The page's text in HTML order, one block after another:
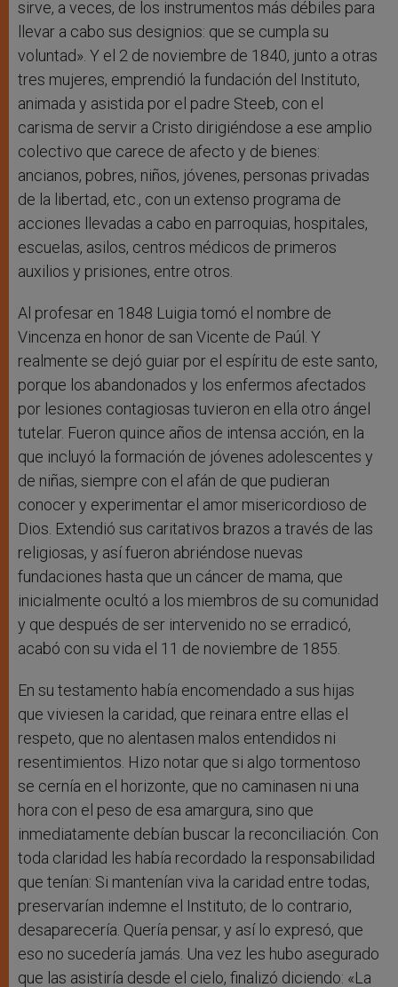
sirve, a veces, de los instrumentos más débiles para
llevar a cabo sus designios: que se cumpla su
voluntad». Y el 2 de noviembre de 1840, junto a otras
tres mujeres, emprendió la fundación del Instituto,
animada y asistida por el padre Steeb, con el
carisma de servir a Cristo dirigiéndose a ese amplio
colectivo que carece de afecto y de bienes:
ancianos, pobres, niños, jóvenes, personas privadas
de la libertad, etc., con un extenso programa de
acciones llevadas a cabo en parroquias, hospitales,
escuelas, asilos, centros médicos de primeros
auxilios y prisiones, entre otros.
Al profesar en 1848 Luigia tomó el nombre de
Vincenza en honor de san Vicente de Paúl. Y
realmente se dejó guiar por el espíritu de este santo,
porque los abandonados y los enfermos afectados
por lesiones contagiosas tuvieron en ella otro ángel
tutelar. Fueron quince años de intensa acción, en la
que incluyó la formación de jóvenes adolescentes y
de niñas, siempre con el afán de que pudieran
conocer y experimentar el amor misericordioso de
Dios. Extendió sus caritativos brazos a través de las
religiosas, y así fueron abriéndose nuevas
fundaciones hasta que un cáncer de mama, que
inicialmente ocultó a los miembros de su comunidad
y que después de ser intervenido no se erradicó,
acabó con su vida el 11 de noviembre de 1855.
En su testamento había encomendado a sus hijas
que viviesen la caridad, que reinara entre ellas el
respeto, que no alentasen malos entendidos ni
resentimientos. Hizo notar que si algo tormentoso
se cernía en el horizonte, que no caminasen ni una
hora con el peso de esa amargura, sino que
inmediatamente debían buscar la reconciliación. Con
toda claridad les había recordado la responsabilidad
que tenían: Si mantenían viva la caridad entre todas,
preservarían indemne el Instituto; de lo contrario,
desaparecería. Quería pensar, y así lo expresó, que
eso no sucedería jamás. Una vez les hubo asegurado
que las asistiría desde el cielo, finalizó diciendo: «La